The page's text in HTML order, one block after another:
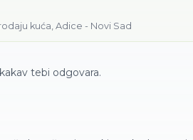
kuća, Adice - Novi Sad
tebi odgovara.